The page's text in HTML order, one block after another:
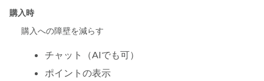
購入時
購入への障壁を減らす
チャット（AIでも可）
ポイントの表示